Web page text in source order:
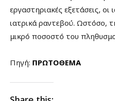
εργαστηριακές εξετάσεις, οι
ιατρικά ραντεβού. Ωστόσο,
μικρό ποσοστό του
Πηγή: ΠΡΩΤΟΘΕΜΑ